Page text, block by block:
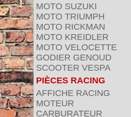
MOTO SUZUKI
MOTO TRIUMPH
MOTO RICKMAN
MOTO KREIDLER
MOTO VELOCETTE
GODIER GENOUD
SCOOTER VESPA
PIÈCES RACING
AFFICHE RACING
MOTEUR
CARBURATEUR